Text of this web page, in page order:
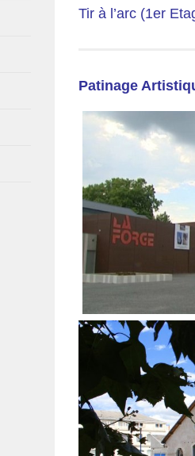
Tir à l’arc (1er
Patinage